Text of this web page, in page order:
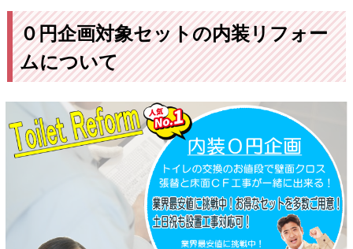
０円企画対象セットの内装リフォー
ムについて